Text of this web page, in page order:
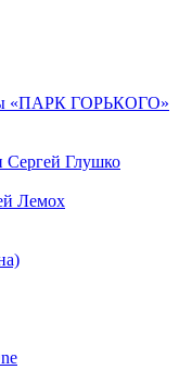
«ПАРК ГОРЬКОГО»
Сергей Глушко
Лемох